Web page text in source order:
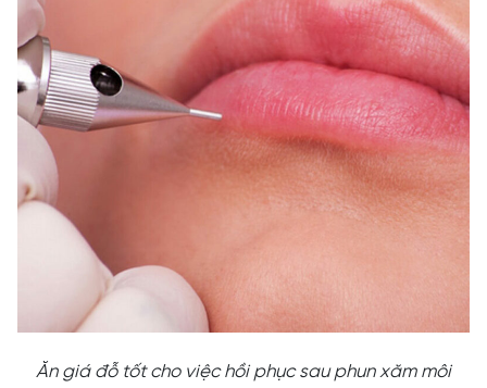
Ăn giá đỗ tốt cho việc hồi phục sau phun xăm môi